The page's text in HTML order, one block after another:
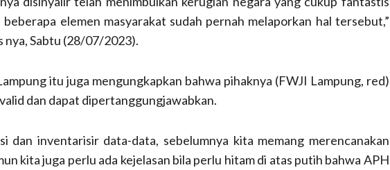
elemen masyarakat sudah pernah melaporkan hal tersebut,”
nya, Sabtu (28/07/2023).
itu juga mengungkapkan bahwa pihaknya (FWJI Lampung, red)
dan dapat dipertanggungjawabkan.
dan inventarisir data-data, sebelumnya kita memang merencanakan
kita juga perlu ada kejelasan bila perlu hitam di atas putih bahwa APH